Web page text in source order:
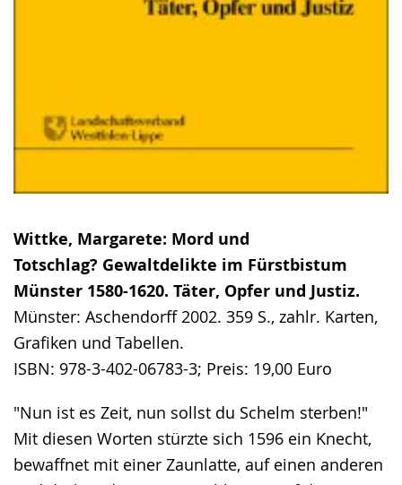
Wittke, Margarete: Mord und
Totschlag? Gewaltdelikte im Fürstbistum
Münster 1580-1620. Täter, Opfer und Justiz.
Münster: Aschendorff 2002. 359 S., zahlr. Karten,
Grafiken und Tabellen.
ISBN: 978-3-402-06783-3; Preis: 19,00 Euro
"Nun ist es Zeit, nun sollst du Schelm sterben!"
Mit diesen Worten stürzte sich 1596 ein Knecht,
bewaffnet mit einer Zaunlatte, auf einen anderen